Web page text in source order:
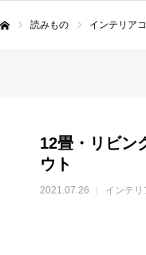
読みもの インテリア
12畳・リビン
ウト
2021.07.26 インテリ